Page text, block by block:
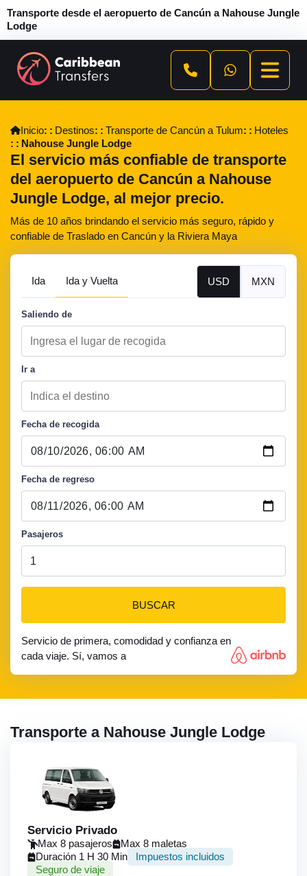
Transporte desde el aeropuerto de Cancún a Nahouse Jungle
Lodge
Inicio Destinos Transporte de Cancún a Tulum
Hoteles
Nahouse Jungle Lodge
El servicio más confiable de transporte
del aeropuerto de Cancún a Nahouse
Jungle Lodge, al mejor precio.
Más de 10 años brindando el servicio más seguro, rápido y
confiable de Traslado en Cancún y la Riviera Maya
Ida Ida y Vuelta USD MXN
Saliendo de
Ir a
Fecha de recogida
Fecha de regreso
Pasajeros
BUSCAR
Servicio de primera, comodidad y confianza en
cada viaje. Sí, vamos a
Transporte a Nahouse Jungle Lodge
Servicio Privado
Max 8 pasajeros
Max 8 maletas
Duración 1 H 30 Min
Impuestos incluidos
Seguro de viaje